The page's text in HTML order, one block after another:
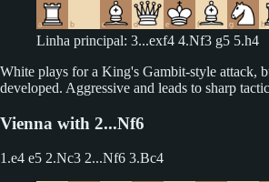
Linha principal: 3...exf4 4.Nf3 g5 5.h4
White plays for a King's Gambit-style attack,
developed. Aggressive and leads to sharp
Vienna with 2...Nf6
1.e4 e5 2.Nc3 2...Nf6 3.Bc4